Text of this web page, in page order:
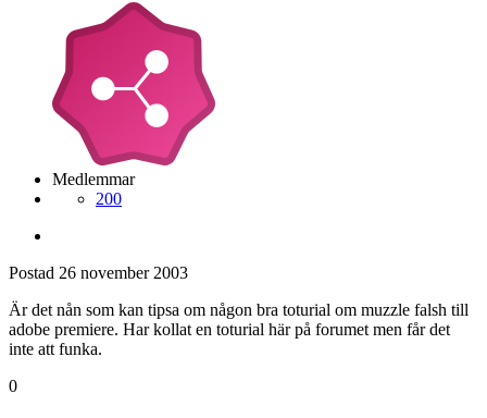
Medlemmar
200
Postad 26 november 2003
Är det nån som kan tipsa om någon bra toturial om muzzle falsh till
adobe premiere. Har kollat en toturial här på forumet men får det
inte att funka.
0